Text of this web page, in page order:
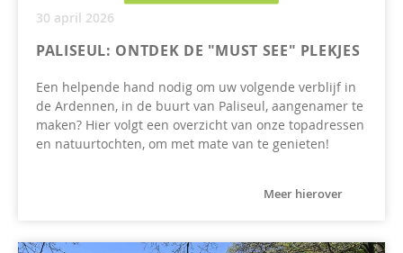
30 april 2026
PALISEUL: ONTDEK DE "MUST SEE" PLEKJES
Een helpende hand nodig om uw volgende verblijf in
de Ardennen, in de buurt van Paliseul, aangenamer te
maken? Hier volgt een overzicht van onze topadressen
en natuurtochten, om met mate van te genieten!
Meer hierover